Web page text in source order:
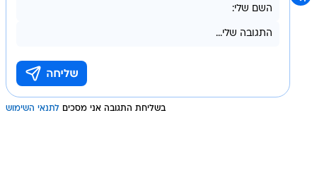
בשליחת התגובה אני מסכים לתנאי השימוש